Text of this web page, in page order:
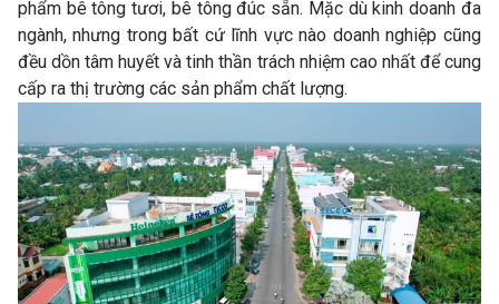
phẩm bê tông tươi, bê tông đúc sẵn. Mặc dù kinh doanh đa
ngành, nhưng trong bất cứ lĩnh vực nào doanh nghiệp cũng
đều dồn tâm huyết và tinh thần trách nhiệm cao nhất để cung
cấp ra thị trường các sản phẩm chất lượng.